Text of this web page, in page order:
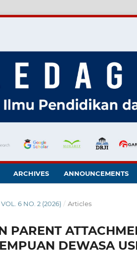
ARCHIVES ANNOUNCEMENTS
VOL. 6 NO. 2 (2026) / Articles
PARENT
DEWASA